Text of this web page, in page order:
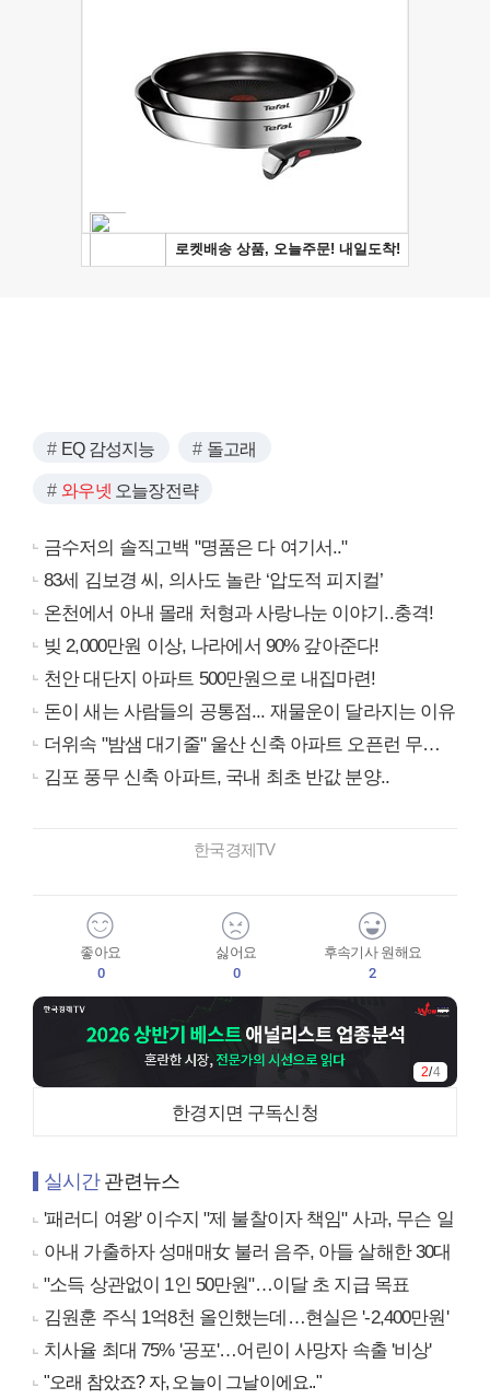
EQ 감성지능 돌고래
와우넷 오늘장전략
금수저의 솔직고백 "명품은 다 여기서.."
83세 김보경 씨, 의사도 놀란 ‘압도적 피지컬’
온천에서 아내 몰래 처형과 사랑나눈 이야기..충격!
빚 2,000만원 이상, 나라에서 90% 갚아준다!
천안 대단지 아파트 500만원으로 내집마련!
돈이 새는 사람들의 공통점... 재물운이 달라지는 이유
더위속 "밤샘 대기줄" 울산 신축 아파트 오픈런 무슨일?
김포 풍무 신축 아파트, 국내 최초 반값 분양..
한국경제TV
좋아요
0
싫어요
0
후속기사 원해요
2
2/4
한경지면 구독신청
실시간관련뉴스
'패러디 여왕' 이수지 "제 불찰이자 책임" 사과, 무슨 일
아내 가출하자 성매매女 불러 음주, 아들 살해한 30대
"소득 상관없이 1인 50만원"…이달 초 지급 목표
김원훈 주식 1억8천 올인했는데…현실은 '-2,400만원'
치사율 최대 75% '공포'…어린이 사망자 속출 '비상'
"오래 참았죠? 자, 오늘이 그날이에요.."